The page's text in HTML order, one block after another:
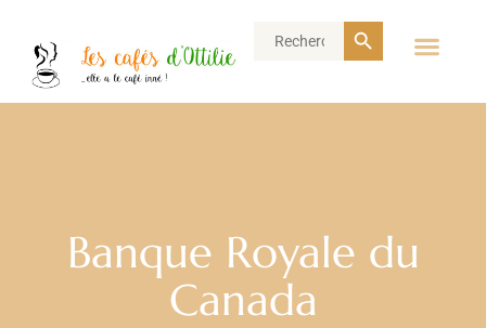
Search
Search Button
Banque Royale du
Canada